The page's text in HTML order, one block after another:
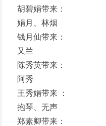
胡碧娟带来：
娟月、林烟
钱月仙带来：
又兰
陈秀英带来：
阿秀
王秀娟带来 ：
抱琴、无声
郑素卿带来：